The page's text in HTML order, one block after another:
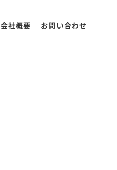
会社概要 お問い合わせ